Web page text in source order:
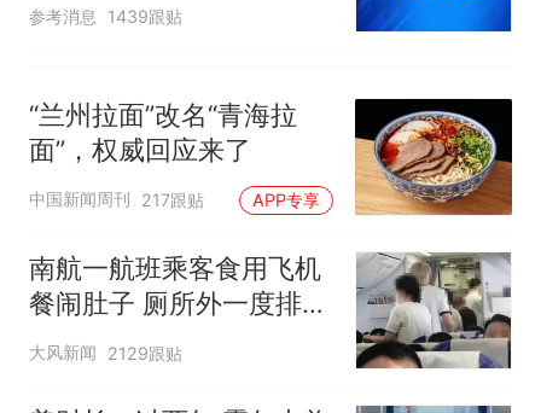
参考消息 1439跟贴
“兰州拉面”改名“青海拉
面”，权威回应来了
中国新闻周刊 217跟贴 APP专享
南航一航班乘客食用飞机
餐闹肚子 厕所外一度排长
队
大风新闻 2129跟贴